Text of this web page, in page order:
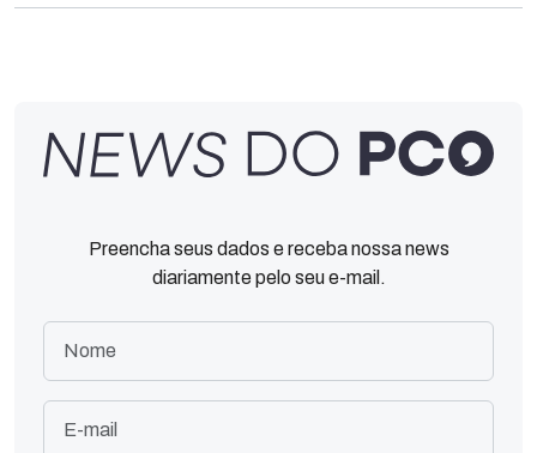
Preencha seus dados e receba nossa news
diariamente pelo seu e-mail.